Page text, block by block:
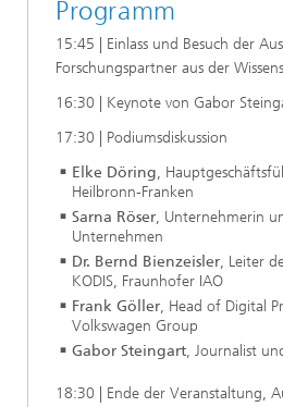
Programm
15:45 | Einlass und Besuch der
Forschungspartner aus der
16:30 | Keynote von Gabor
17:30 | Podiumsdiskussion
Elke Döring,
Heilbronn-Franken
Sarna Röser, Unternehmerin
Unternehmen
Dr. Bernd Bienzeisler, Leiter
KODIS, Fraunhofer IAO
Frank Göller, Head of Digital
Volkswagen Group
Gabor Steingart, Journalist
18:30 | Ende der Veranstaltung,